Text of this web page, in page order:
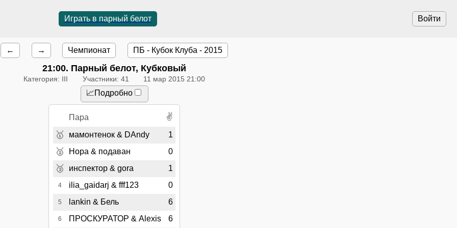
Войти
Играть в парный белот
← → Чемпионат ПБ - Кубок Клуба - 2015
21:00. Парный белот, Кубковый
Категория: III Участники: 41 11 мар 2015 21:00
📈Подробно
Пара ✌
🥇 мамонтенок & DAndy 1
🥈 Нора & подаван 0
🥉 инспектор & gora 1
4 ilia_gaidarj & fff123 0
5 lankin & Бель 6
6 ПРОСКУРАТОР & Alexis 6